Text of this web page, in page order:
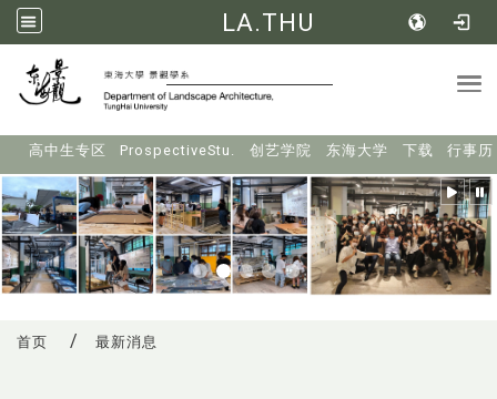
LA.THU
高中生专区 ProspectiveStu. 创艺学院 东海大学 下载 行事历
首页 最新消息